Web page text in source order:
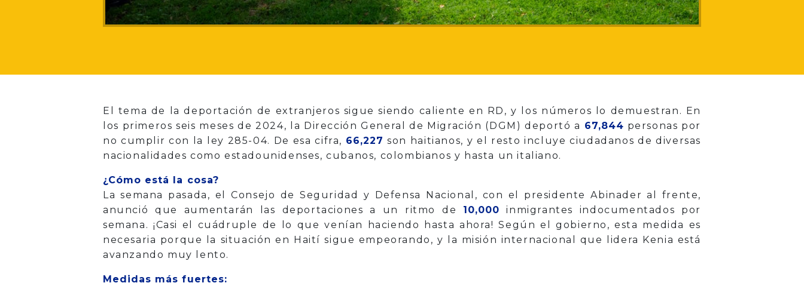
El tema de la deportación de extranjeros sigue siendo caliente en RD, y los números lo demuestran. En
los primeros seis meses de 2024, la Dirección General de Migración (DGM) deportó a 67,844 personas por
no cumplir con la ley 285-04. De esa cifra, 66,227 son haitianos, y el resto incluye ciudadanos de diversas
nacionalidades como estadounidenses, cubanos, colombianos y hasta un italiano.
¿Cómo está la cosa?
La semana pasada, el Consejo de Seguridad y Defensa Nacional, con el presidente Abinader al frente,
anunció que aumentarán las deportaciones a un ritmo de 10,000 inmigrantes indocumentados por
semana. ¡Casi el cuádruple de lo que venían haciendo hasta ahora! Según el gobierno, esta medida es
necesaria porque la situación en Haití sigue empeorando, y la misión internacional que lidera Kenia está
avanzando muy lento.
Medidas más fuertes: